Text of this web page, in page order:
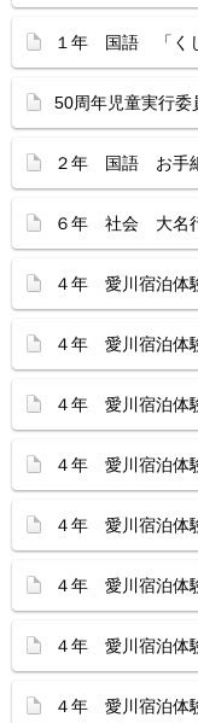
１年 国語 「く
50周年児童実行
２年 国語 お手
６年 社会 大名
４年 愛川宿泊
４年 愛川宿泊
４年 愛川宿泊
４年 愛川宿泊
４年 愛川宿泊
４年 愛川宿泊
４年 愛川宿泊
４年 愛川宿泊